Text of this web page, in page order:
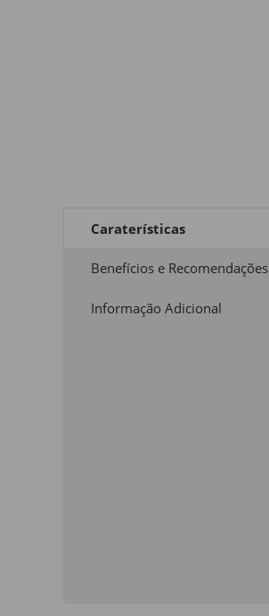
Caraterísticas
Benefícios e Recomendações
Informação Adicional